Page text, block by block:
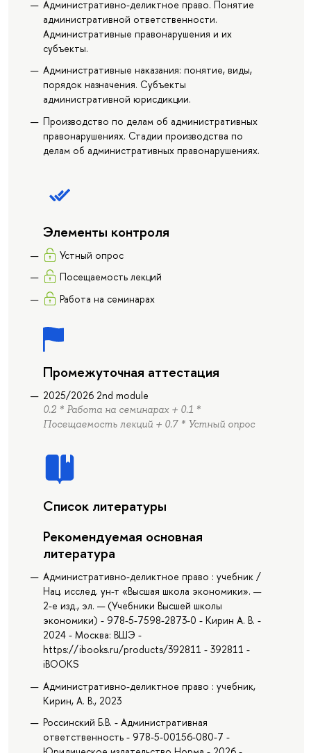
Административно-деликтное право. Понятие
административной ответственности.
Административные правонарушения и их
субъекты.
Административные наказания: понятие, виды,
порядок назначения. Субъекты
административной юрисдикции.
Производство по делам об административных
правонарушениях. Стадии производства по
делам об административных правонарушениях.
Элементы контроля
Устный опрос
Посещаемость лекций
Работа на семинарах
Промежуточная аттестация
2025/2026 2nd module
0.2 * Работа на семинарах + 0.1 *
Посещаемость лекций + 0.7 * Устный опрос
Список литературы
Рекомендуемая основная
литература
Административно-деликтное право : учебник /
Нац. исслед. ун-т «Высшая школа экономики». —
2-е изд., эл. — (Учебники Высшей школы
экономики) - 978-5-7598-2873-0 - Кирин А. В. -
2024 - Москва: ВШЭ -
https://ibooks.ru/products/392811 - 392811 -
iBOOKS
Административно-деликтное право : учебник,
Кирин, А. В., 2023
Россинский Б.В. - Административная
ответственность - 978-5-00156-080-7 -